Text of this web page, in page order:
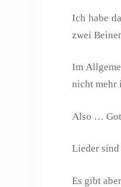
Ich habe
zwei
Im
nicht mehr
Also …
Lieder sind
Es gibt